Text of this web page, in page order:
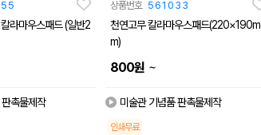
라마우스패드 (일반2
촉물제작
상품번호 561033
천연고무 칼라마우스패드(220×190m
m)
800원 ~
미술관 기념품 판촉물제작
인쇄무료